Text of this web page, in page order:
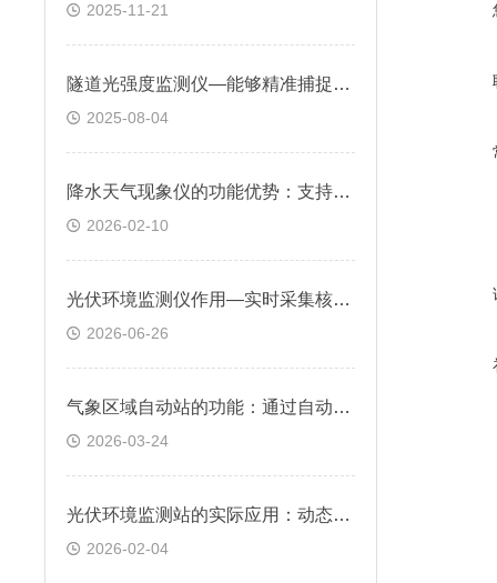
2025-11-21
隧道光强度监测仪—能够精准捕捉光线强度，测量范围广且精度高
2025-08-04
降水天气现象仪的功能优势：支持降水强度实时监测，数据更新频率可调
2026-02-10
​光伏环境监测仪作用—实时采集核心环境参数，提前规避光伏设备受损隐患
2026-06-26
气象区域自动站的功能：通过自动化技术对气象要素进行实时观测与数据传输
2026-03-24
光伏环境监测站的实际应用：动态监测辐照与组件温度，优化光伏电站发电效率
2026-02-04